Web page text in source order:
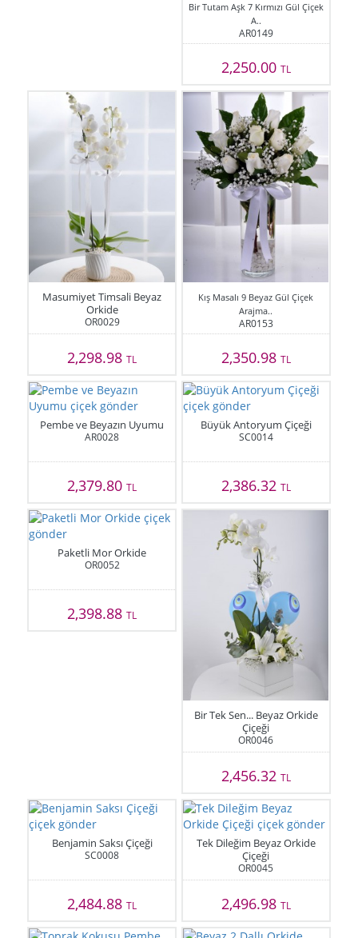
Bir Tutam Aşk 7 Kırmızı Gül Çiçek
A..
AR0149
2,250.00 TL
Masumiyet Timsali Beyaz
Orkide
OR0029
2,298.98TL
Kış Masalı 9 Beyaz Gül Çiçek
Arajma..
AR0153
2,350.98 TL
Pembe ve Beyazın Uyumu
AR0028
2,379.80TL
Büyük Antoryum Çiçeği
SC0014
2,386.32 TL
Paketli Mor Orkide
OR0052
2,398.88TL
Bir Tek Sen... Beyaz Orkide
Çiçeği
OR0046
2,456.32 TL
Benjamin Saksı Çiçeği
SC0008
2,484.88TL
Tek Dileğim Beyaz Orkide
Çiçeği
OR0045
2,496.98 TL